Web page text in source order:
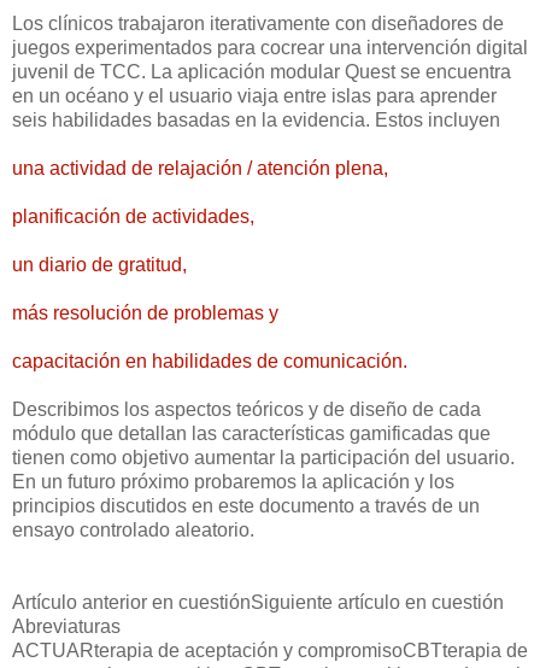
Los clínicos trabajaron iterativamente con diseñadores de
juegos experimentados para cocrear una intervención digital
juvenil de TCC. La aplicación modular Quest se encuentra
en un océano y el usuario viaja entre islas para aprender
seis habilidades basadas en la evidencia. Estos incluyen
una actividad de relajación / atención plena,
planificación de actividades,
un diario de gratitud,
más resolución de problemas y
capacitación en habilidades de comunicación.
Describimos los aspectos teóricos y de diseño de cada
módulo que detallan las características gamificadas que
tienen como objetivo aumentar la participación del usuario.
En un futuro próximo probaremos la aplicación y los
principios discutidos en este documento a través de un
ensayo controlado aleatorio.
Artículo anterior en cuestiónSiguiente artículo en cuestión
Abreviaturas
ACTUARterapia de aceptación y compromisoCBTterapia de